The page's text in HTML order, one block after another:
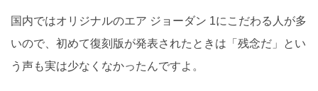
国内ではオリジナルのエア ジョーダン 1にこだわる人が多
いので、初めて復刻版が発表されたときは「残念だ」とい
う声も実は少なくなかったんですよ。